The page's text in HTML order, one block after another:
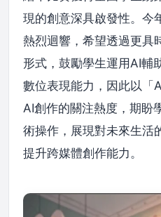
現的創意深具啟發性。今
熱烈迴響，希望透過更具
形式，鼓勵學生運用AI輔
數位表現能力，因此以「
AI創作的關注熱度，期盼
術操作，展現對未來生活
提升跨媒體創作能力。